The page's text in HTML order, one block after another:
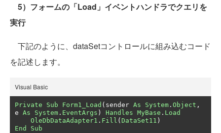
5）フォームの「Load」イベントハンドラでクエリを
実行
下記のように、dataSetコントロールに組み込むコード
を記述します。
Visual Basic
Private Sub Form1_Load ( sender As System . Object ,
e As System . EventArgs ) Handles MyBase . Load
OleDbDataAdapter1 . Fill (DataSet11 )
End
Sub